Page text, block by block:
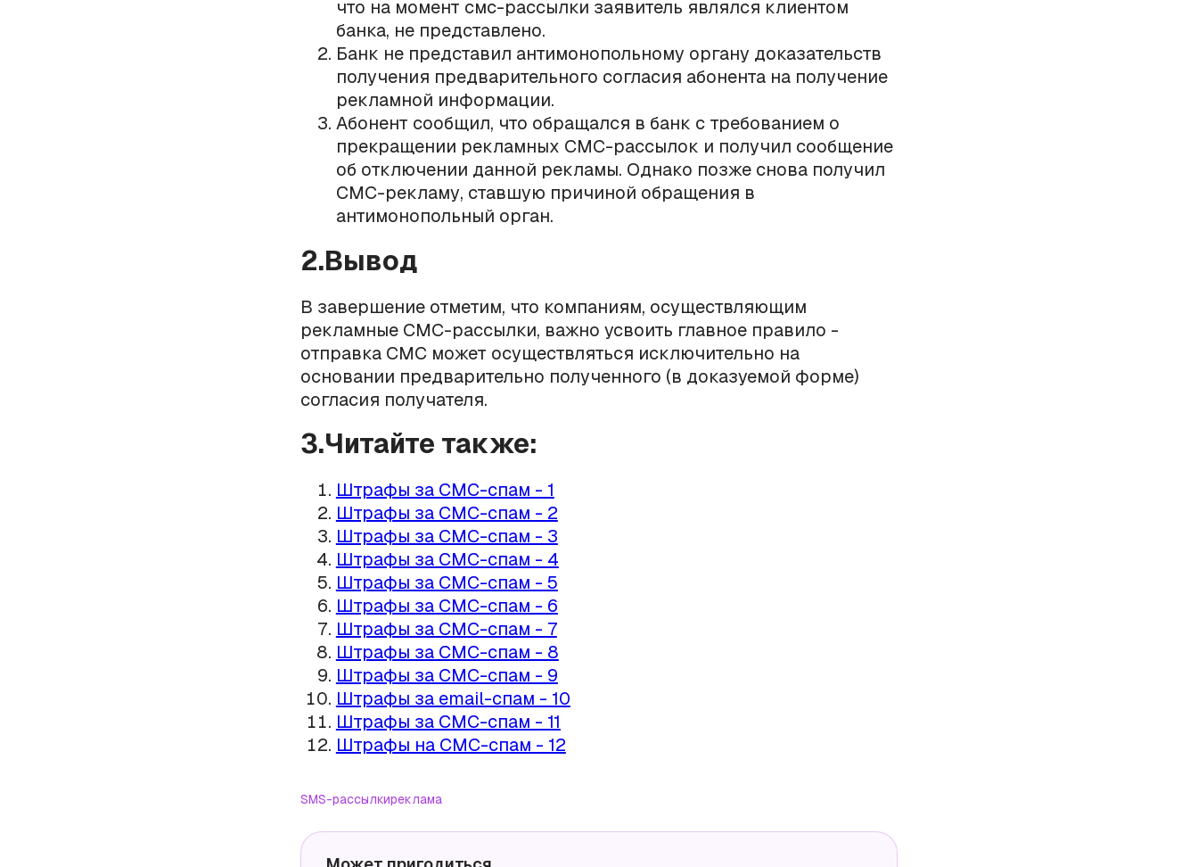
что на момент смс-рассылки заявитель являлся клиентом
банка, не представлено.
Банк не представил антимонопольному органу доказательств
получения предварительного согласия абонента на получение
рекламной информации.
Абонент сообщил, что обращался в банк с требованием о
прекращении рекламных СМС-рассылок и получил сообщение
об отключении данной рекламы. Однако позже снова получил
СМС-рекламу, ставшую причиной обращения в
антимонопольный орган.
2.Вывод
В завершение отметим, что компаниям, осуществляющим
рекламные СМС-рассылки, важно усвоить главное правило -
отправка СМС может осуществляться исключительно на
основании предварительно полученного (в доказуемой форме)
согласия получателя.
3.Читайте также:
Штрафы за СМС-спам - 1
Штрафы за СМС-спам - 2
Штрафы за СМС-спам - 3
Штрафы за СМС-спам - 4
Штрафы за СМС-спам - 5
Штрафы за СМС-спам - 6
Штрафы за СМС-спам - 7
Штрафы за СМС-спам - 8
Штрафы за СМС-спам - 9
Штрафы за email-спам - 10
Штрафы за СМС-спам - 11
Штрафы на СМС-спам - 12
SMS-рассылкиреклама